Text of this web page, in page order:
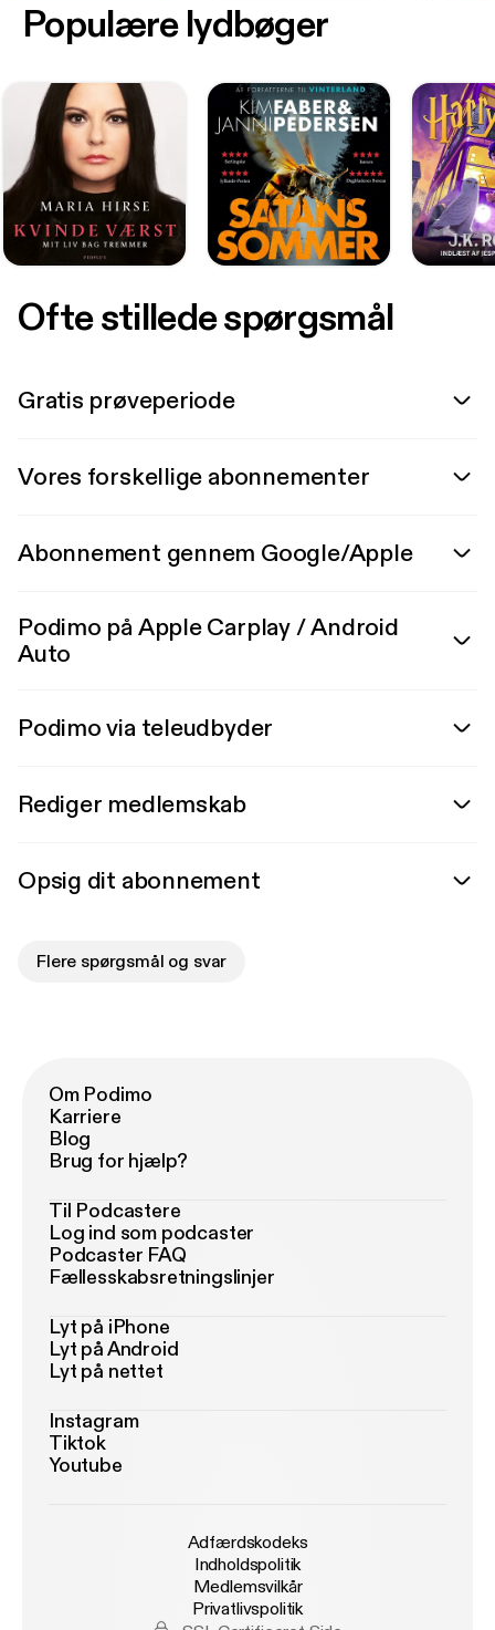
Populære lydbøger
Ofte stillede spørgsmål
Gratis prøveperiode
Vores forskellige abonnementer
Abonnement gennem Google/Apple
Podimo på Apple Carplay / Android
Auto
Podimo via teleudbyder
Rediger medlemskab
Opsig dit abonnement
Flere spørgsmål og svar
Om Podimo
Karriere
Blog
Brug for hjælp?
Til Podcastere
Log ind som podcaster
Podcaster FAQ
Fællesskabsretningslinjer
Lyt på iPhone
Lyt på Android
Lyt på nettet
Instagram
Tiktok
Youtube
Adfærdskodeks
Indholdspolitik
Medlemsvilkår
Privatlivspolitik